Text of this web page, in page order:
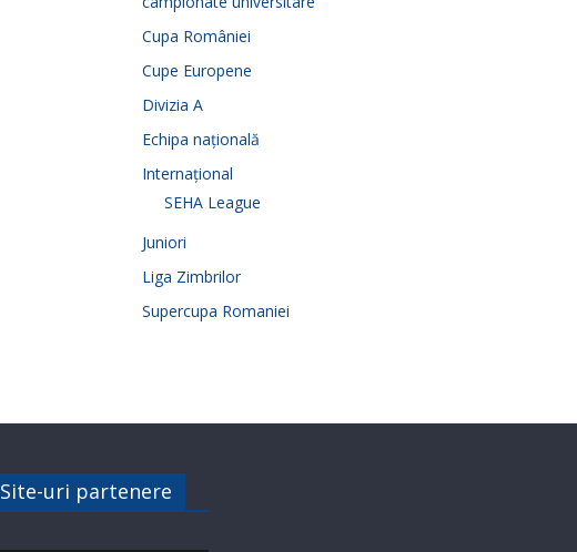
Cupa României
Cupe Europene
Divizia A
Echipa națională
Internațional
SEHA League
Juniori
Liga Zimbrilor
Supercupa Romaniei
Site-uri partenere